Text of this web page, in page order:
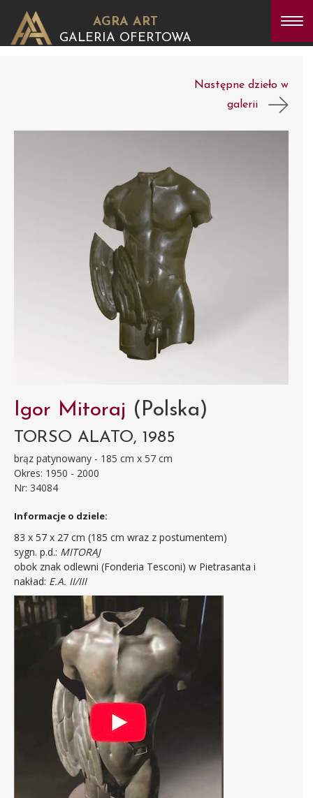
AGRA ART
GALERIA OFERTOWA
Następne dzieło w
galerii
Igor Mitoraj (Polska)
TORSO ALATO, 1985
brąz patynowany - 185 cm x 57 cm
Okres: 1950 - 2000
Nr: 34084
Informacje o dziele:
83 x 57 x 27 cm (185 cm wraz z postumentem)
sygn. p.d.: MITORAJ
obok znak odlewni (Fonderia Tesconi) w Pietrasanta i
nakład: E.A. II/III